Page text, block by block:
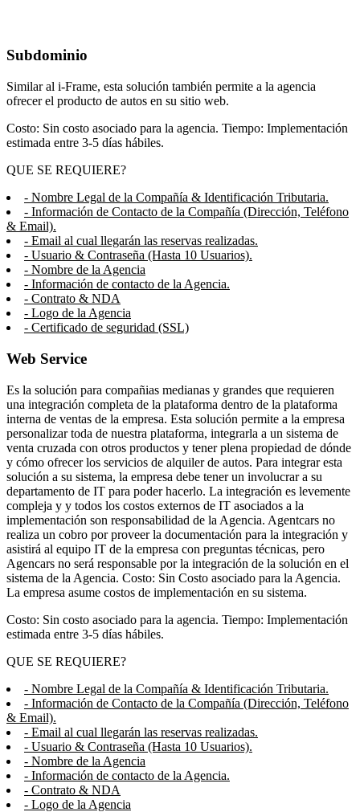
Subdominio
Similar al i-Frame, esta solución también permite a la agencia
ofrecer el producto de autos en su sitio web.
Costo: Sin costo asociado para la agencia. Tiempo: Implementación
estimada entre 3-5 días hábiles.
QUE SE REQUIERE?
- Nombre Legal de la Compañía & Identificación Tributaria.
- Información de Contacto de la Compañía (Dirección, Teléfono
& Email).
- Email al cual llegarán las reservas realizadas.
- Usuario & Contraseña (Hasta 10 Usuarios).
- Nombre de la Agencia
- Información de contacto de la Agencia.
- Contrato & NDA
- Logo de la Agencia
- Certificado de seguridad (SSL)
Web Service
Es la solución para compañias medianas y grandes que requieren
una integración completa de la plataforma dentro de la plataforma
interna de ventas de la empresa. Esta solución permite a la empresa
personalizar toda de nuestra plataforma, integrarla a un sistema de
venta cruzada con otros productos y tener plena propiedad de dónde
y cómo ofrecer los servicios de alquiler de autos. Para integrar esta
solución a su sistema, la empresa debe tener un involucrar a su
departamento de IT para poder hacerlo. La integración es levemente
compleja y y todos los costos externos de IT asociados a la
implementación son responsabilidad de la Agencia. Agentcars no
realiza un cobro por proveer la documentación para la integración y
asistirá al equipo IT de la empresa con preguntas técnicas, pero
Agencars no será responsable por la integración de la solución en el
sistema de la Agencia. Costo: Sin Costo asociado para la Agencia.
La empresa asume costos de implementación en su sistema.
Costo: Sin costo asociado para la agencia. Tiempo: Implementación
estimada entre 3-5 días hábiles.
QUE SE REQUIERE?
- Nombre Legal de la Compañía & Identificación Tributaria.
- Información de Contacto de la Compañía (Dirección, Teléfono
& Email).
- Email al cual llegarán las reservas realizadas.
- Usuario & Contraseña (Hasta 10 Usuarios).
- Nombre de la Agencia
- Información de contacto de la Agencia.
- Contrato & NDA
- Logo de la Agencia